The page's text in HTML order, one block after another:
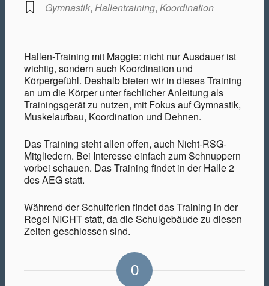
Gymnastik,Hallentraining,Koordination
Hallen-Training mit Maggie: nicht nur Ausdauer ist
wichtig, sondern auch Koordination und
Körpergefühl. Deshalb bieten wir in dieses Training
an um die Körper unter fachlicher Anleitung als
Trainingsgerät zu nutzen, mit Fokus auf Gymnastik,
Muskelaufbau, Koordination und Dehnen.
Das Training steht allen offen, auch Nicht-RSG-
Mitgliedern. Bei Interesse einfach zum Schnuppern
vorbei schauen. Das Training findet in der Halle 2
des AEG statt.
Während der Schulferien findet das Training in der
Regel NICHT statt, da die Schulgebäude zu diesen
Zeiten geschlossen sind.
0